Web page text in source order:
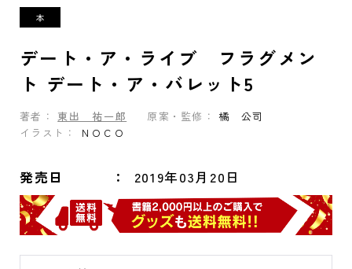
デート・ア・ライブ フラグメン
ト デート・ア・バレット5
著者： 東出 祐一郎 原案・監修： 橘 公司
イラスト：
ＮＯＣＯ
発売日 2019年03月20日